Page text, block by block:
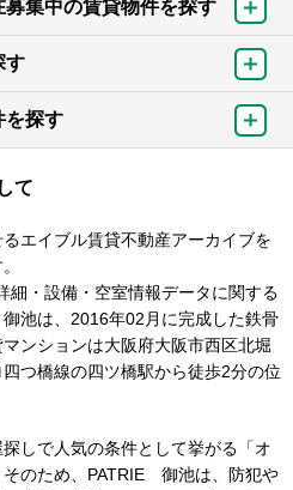
集中の賃貸物件を探す
す
を探す
て
エイブル賃貸不動産アーカイブを
・設備・空室情報データに関する
池は、2016年02月に完成した鉄骨
ンションは大阪府大阪市西区北堀
つ橋線の四ツ橋駅から徒歩2分の位
しで人気の条件として挙がる「オ
のため、PATRIE 御池は、防犯や